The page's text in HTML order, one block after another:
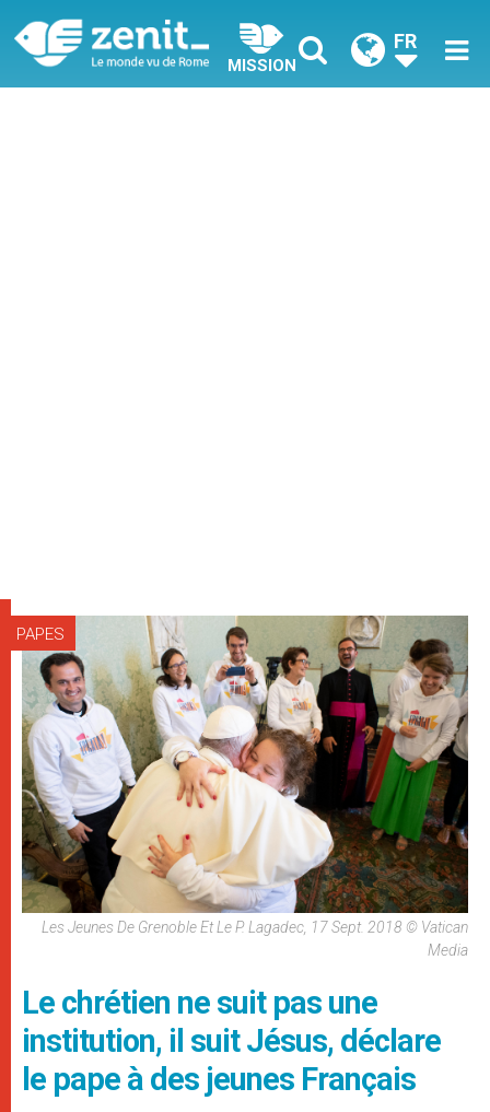
MISSION
FR
PAPES
Les Jeunes De Grenoble Et Le P. Lagadec, 17 Sept. 2018 © Vatican
Media
Le chrétien ne suit pas une
institution, il suit Jésus, déclare
le pape à des jeunes Français